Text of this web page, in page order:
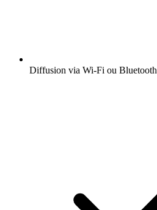
Diffusion via Wi-Fi ou Bluetooth